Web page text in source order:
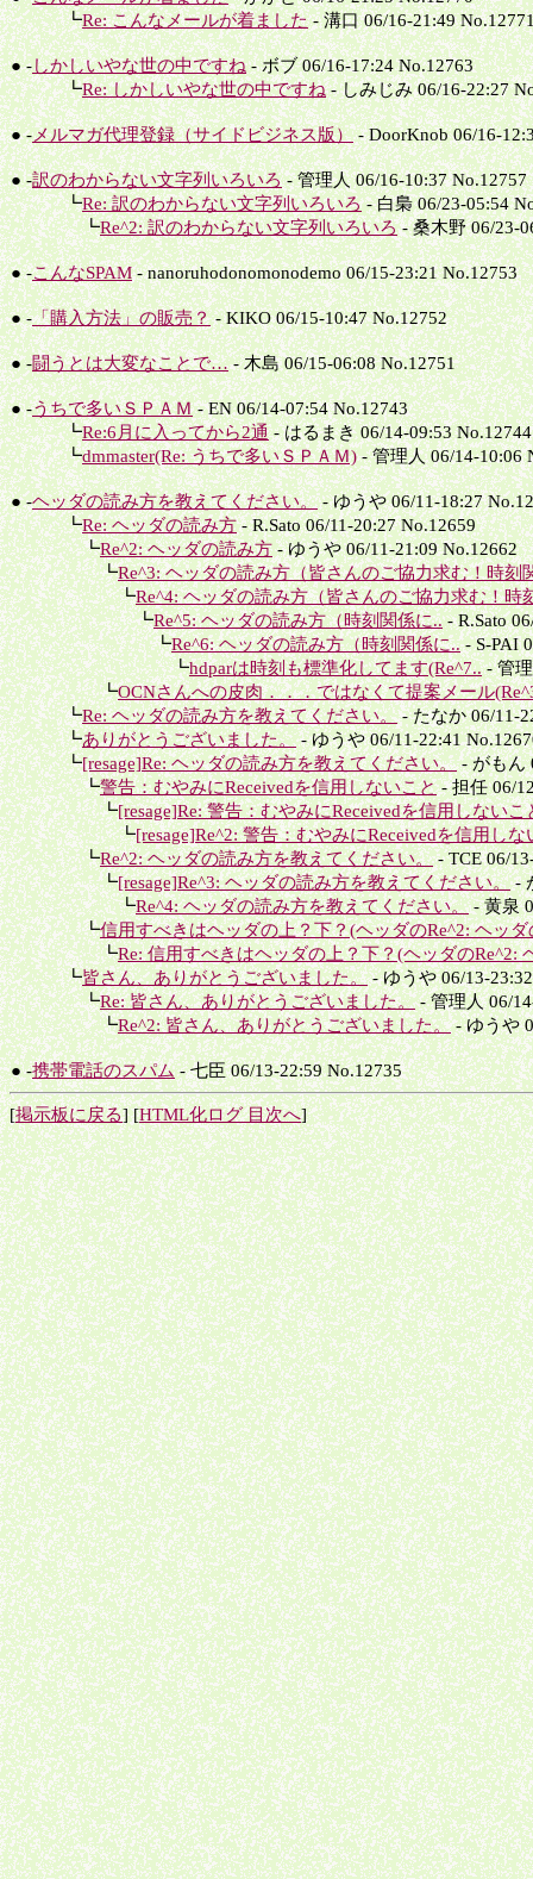
┗Re: こんなメールが着ました- 溝口 06/16-21:49
● -しかしいやな世の中ですね- ボブ 06/16-17:24 No.12763
┗Re: しかしいやな世の中ですね- しみじみ 06/16-22:27
● -メルマガ代理登録（サイドビジネス版）- DoorKnob 06/16-
● -訳のわからない文字列いろいろ- 管理人 06/16-10:37 No.12757
┗Re: 訳のわからない文字列いろいろ- 白梟 06/23-05:54
┗Re^2: 訳のわからない文字列いろいろ- 桑木野 06/23-
● -こんなSPAM- nanoruhodonomonodemo 06/15-23:21 No.12753
● -「購入方法」の販売？- KIKO 06/15-10:47 No.12752
● -闘うとは大変なことで…- 木島 06/15-06:08 No.12751
● -うちで多いＳＰＡＭ- EN 06/14-07:54 No.12743
┗Re:6月に入ってから2通- はるまき 06/14-09:53 No.12744
┗dmmaster(Re: うちで多いＳＰＡＭ)- 管理人 06/14-10:06
● -ヘッダの読み方を教えてください。- ゆうや 06/11-18:27
┗Re: ヘッダの読み方- R.Sato 06/11-20:27 No.12659
┗Re^2: ヘッダの読み方- ゆうや 06/11-21:09 No.12662
┗Re^3: ヘッダの読み方（皆さんのご協力求む！時刻
┗Re^4: ヘッダの読み方（皆さんのご協力求む！時
┗Re^5: ヘッダの読み方（時刻関係に..- R.Sato
┗Re^6: ヘッダの読み方（時刻関係に..- S-PAI
┗hdparは時刻も標準化してます(Re^7..- 管理
┗OCNさんへの皮肉．．．ではなくて提案メール
┗Re: ヘッダの読み方を教えてください。- たなか 06/11-
┗ありがとうございました。- ゆうや 06/11-22:41
┗[resage]Re: ヘッダの読み方を教えてください。- がもん
┗警告：むやみにReceivedを信用しないこと- 担任 06/
┗[resage]Re: 警告：むやみにReceivedを信用しないこ
┗[resage]Re^2: 警告：むやみにReceivedを信用しな
┗Re^2: ヘッダの読み方を教えてください。- TCE 06/
┗[resage]Re^3: ヘッダの読み方を教えてください。-
┗Re^4: ヘッダの読み方を教えてください。- 黄泉
┗信用すべきはヘッダの上？下？(ヘッダのRe^2: ヘッダ
┗Re: 信用すべきはヘッダの上？下？(ヘッダのRe^2:
┗皆さん、ありがとうございました。- ゆうや 06/13-
┗Re: 皆さん、ありがとうございました。- 管理人 06/
┗Re^2: 皆さん、ありがとうございました。- ゆうや
● -携帯電話のスパム- 七臣 06/13-22:59 No.12735
[掲示板に戻る] [HTML化ログ 目次へ]